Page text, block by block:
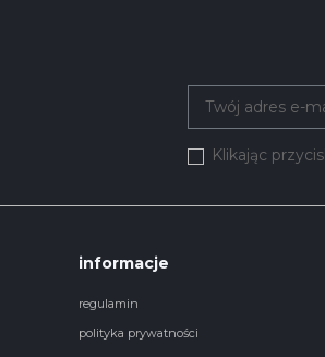
Klikając
informacje
regulamin
polityka prywatności